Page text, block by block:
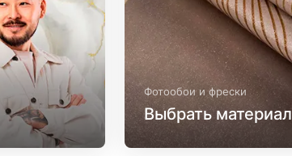
Фотообои и фрески
Выбрать материал